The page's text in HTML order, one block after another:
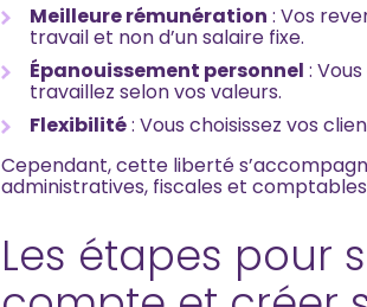
Meilleure rémunération : Vos
travail et non d’un salaire fixe.
Épanouissement personnel :
travaillez selon vos valeurs.
Flexibilité: Vous choisissez vos
Cependant, cette liberté
administratives, fiscales et
Les étapes pour